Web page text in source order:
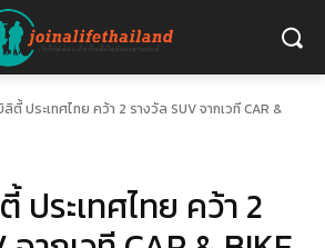
ตี้ ประเทศไทย คว้า 2 รางวัล SUV จากเวที CAR &
ประเทศไทย คว้า 2